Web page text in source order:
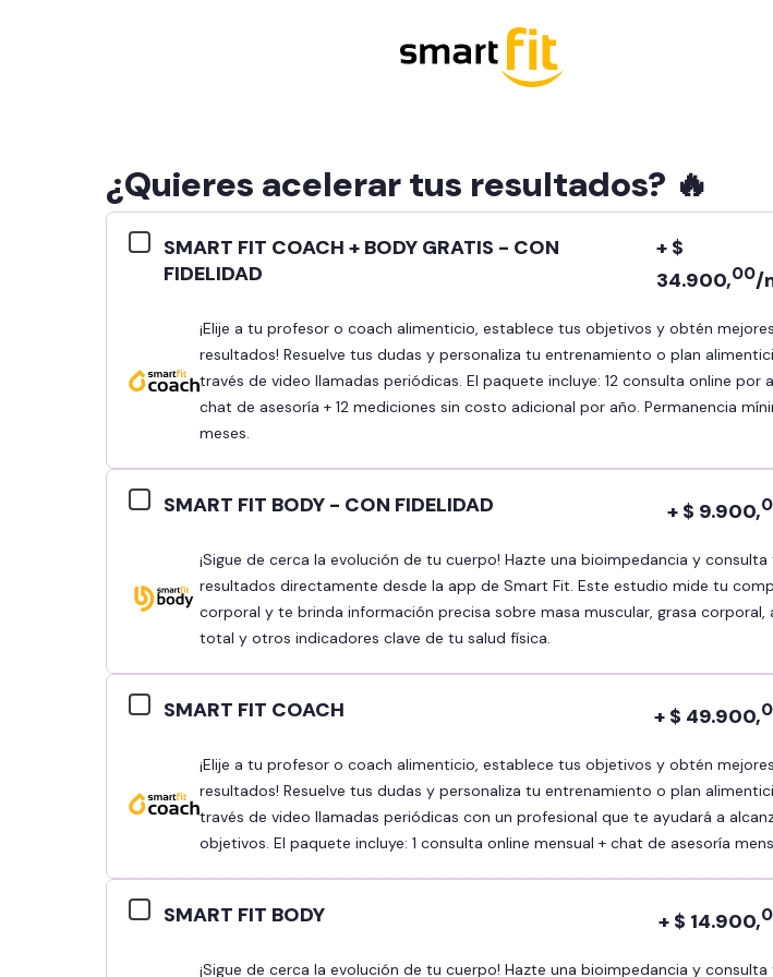
¿Quieres acelerar tus resultados? 🔥
SMART FIT COACH + BODY GRATIS - CON
FIDELIDAD
+ $
34.900,00/
¡Elije a tu profesor o coach alimenticio, establece tus objetivos y obtén mejores
resultados! Resuelve tus dudas y personaliza tu entrenamiento o plan
través de video llamadas periódicas. El paquete incluye: 12 consulta online por
chat de asesoría + 12 mediciones sin costo adicional por año. Permanencia
meses.
SMART FIT BODY - CON FIDELIDAD + $ 9.900,
¡Sigue de cerca la evolución de tu cuerpo! Hazte una bioimpedancia y consulta tus
resultados directamente desde la app de Smart Fit. Este estudio mide tu
corporal y te brinda información precisa sobre masa muscular, grasa corporal,
total y otros indicadores clave de tu salud física.
SMART FIT COACH + $ 49.900,
¡Elije a tu profesor o coach alimenticio, establece tus objetivos y obtén mejores
resultados! Resuelve tus dudas y personaliza tu entrenamiento o plan
través de video llamadas periódicas con un profesional que te ayudará a
objetivos. El paquete incluye: 1 consulta online mensual + chat de asesoría
SMART FIT BODY + $ 14.900,
¡Sigue de cerca la evolución de tu cuerpo! Hazte una bioimpedancia y consulta tus